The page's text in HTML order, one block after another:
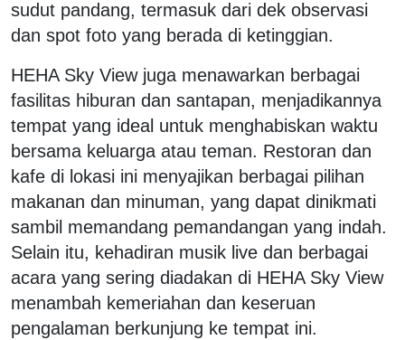
sudut pandang, termasuk dari dek observasi
dan spot foto yang berada di ketinggian.
HEHA Sky View juga menawarkan berbagai
fasilitas hiburan dan santapan, menjadikannya
tempat yang ideal untuk menghabiskan waktu
bersama keluarga atau teman. Restoran dan
kafe di lokasi ini menyajikan berbagai pilihan
makanan dan minuman, yang dapat dinikmati
sambil memandang pemandangan yang indah.
Selain itu, kehadiran musik live dan berbagai
acara yang sering diadakan di HEHA Sky View
menambah kemeriahan dan keseruan
pengalaman berkunjung ke tempat ini.